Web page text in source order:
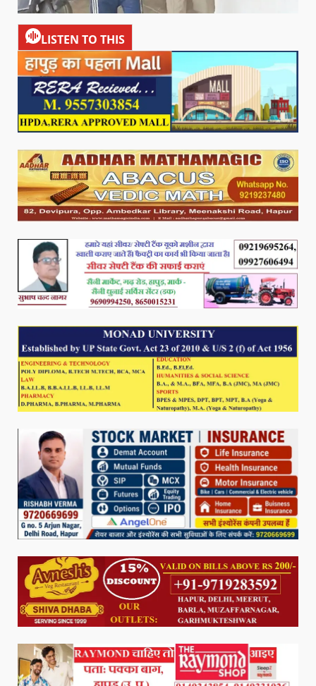
LISTEN TO THIS